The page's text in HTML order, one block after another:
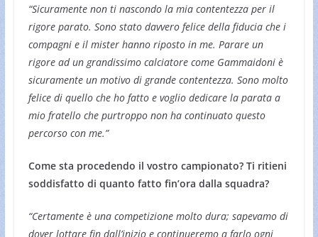
“Sicuramente non ti nascondo la mia contentezza per il
rigore parato. Sono stato davvero felice della fiducia che i
compagni e il mister hanno riposto in me. Parare un
rigore ad un grandissimo calciatore come Gammaidoni è
sicuramente un motivo di grande contentezza. Sono molto
felice di quello che ho fatto e voglio dedicare la parata a
mio fratello che purtroppo non ha continuato questo
percorso con me.”
Come sta procedendo il vostro campionato? Ti ritieni
soddisfatto di quanto fatto fin’ora dalla squadra?
“Certamente è una competizione molto dura; sapevamo di
dover lottare fin dall’inizio e continueremo a farlo ogni